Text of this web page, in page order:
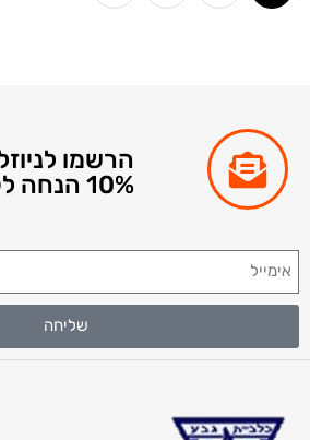
הרשמו
10% הנחה לקניות באתר
שליחה